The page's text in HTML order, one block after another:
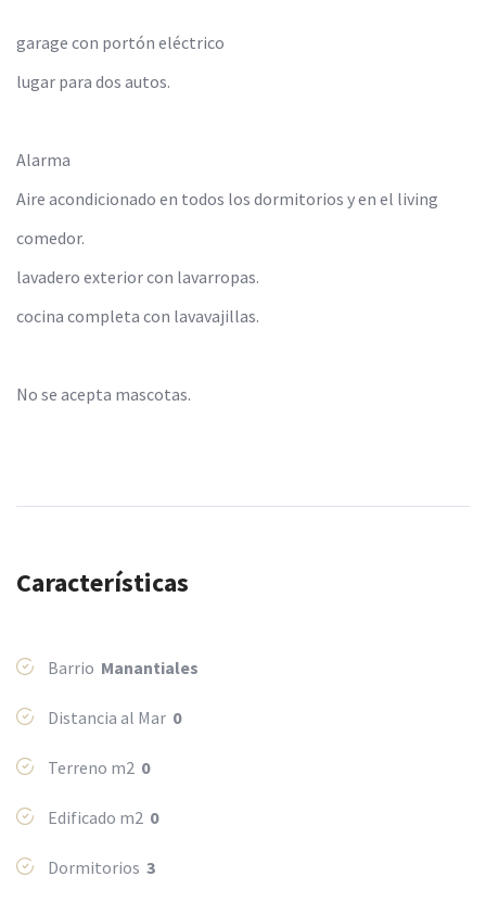
garage con portón eléctrico
lugar para dos autos.
Alarma
Aire acondicionado en todos los dormitorios y en el living
comedor.
lavadero exterior con lavarropas.
cocina completa con lavavajillas.
No se acepta mascotas.
Características
Barrio Manantiales
Distancia al Mar 0
Terreno m2 0
Edificado m2 0
Dormitorios 3